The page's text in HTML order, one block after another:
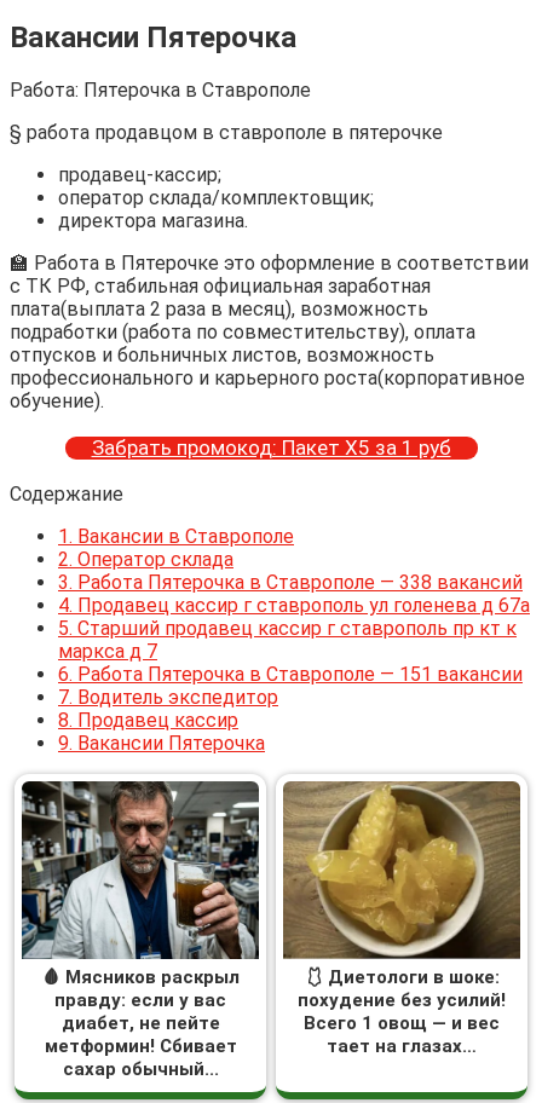
Вакансии Пятерочка
Работа: Пятерочка в Ставрополе
§ работа продавцом в ставрополе в пятерочке
продавец-кассир;
оператор склада/комплектовщик;
директора магазина.
🏫 Работа в Пятерочке это оформление в соответствии
с ТК РФ, стабильная официальная заработная
плата(выплата 2 раза в месяц), возможность
подработки (работа по совместительству), оплата
отпусков и больничных листов, возможность
профессионального и карьерного роста(корпоративное
обучение).
Забрать промокод: Пакет Х5 за 1 руб
Содержание
1. Вакансии в Ставрополе
2. Оператор склада
3. Работа Пятерочка в Ставрополе — 338 вакансий
4. Продавец кассир г ставрополь ул голенева д 67а
5. Старший продавец кассир г ставрополь пр кт к
маркса д 7
6. Работа Пятерочка в Ставрополе — 151 вакансии
7. Водитель экспедитор
8. Продавец кассир
9. Вакансии Пятерочка
🩸 Мясников раскрыл
правду: если у вас
диабет, не пейте
метформин! Сбивает
сахар обычный...
🩱 Диетологи в шоке:
похудение без усилий!
Всего 1 овощ — и вес
тает на глазах…